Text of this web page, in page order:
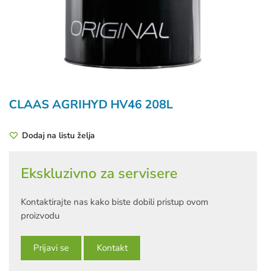
CLAAS AGRIHYD HV46 208L
Dodaj na listu želja
Ekskluzivno za servisere
Kontaktirajte nas kako biste dobili pristup ovom
proizvodu
Prijavi se Kontakt